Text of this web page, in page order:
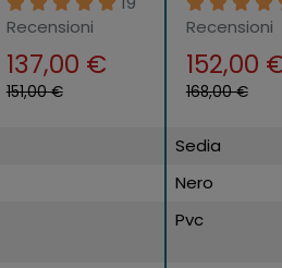
Rotelle Girevole
Poltrona con
Braccioli
Recensioni
137,00 €
151,00 €
Estensibile e
Traspirante
Recensioni
152,00
168,00 €
Sedia
Nero
Pvc